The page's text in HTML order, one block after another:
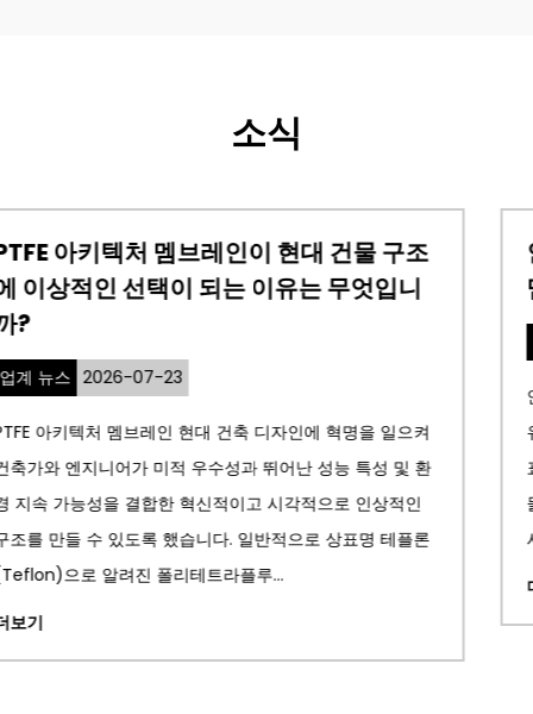
소식
인장 구조는 어떻게 작동합니까? 인장 구
멤브레인에 대한 완벽한 가이드
인장 구조 멤브레인이란 무엇입니까? A 인장 구조 막 모양
유지하기 위해 단단한 빔이나 기둥에 의존하는 대신 구조
표면을 형성하기 위해 장력을 받아 늘어나는 얇고 유연한
물 소재입니다. 굽힘 강도를 통해 하중에 저항하는 기존 지
시스템과 달리 인장 멤브레인...
더보기